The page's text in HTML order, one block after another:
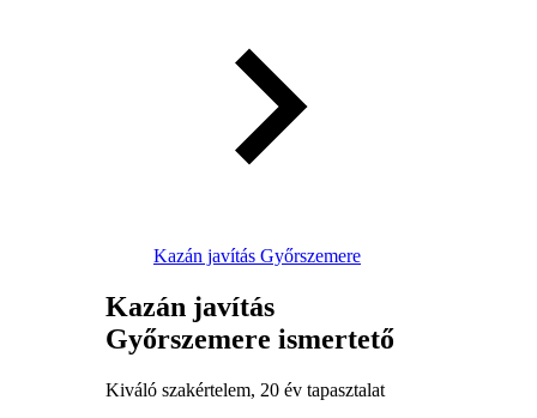
Kazán javítás Győrszemere
Kazán javítás
Győrszemere ismertető
Kiváló szakértelem, 20 év tapasztalat